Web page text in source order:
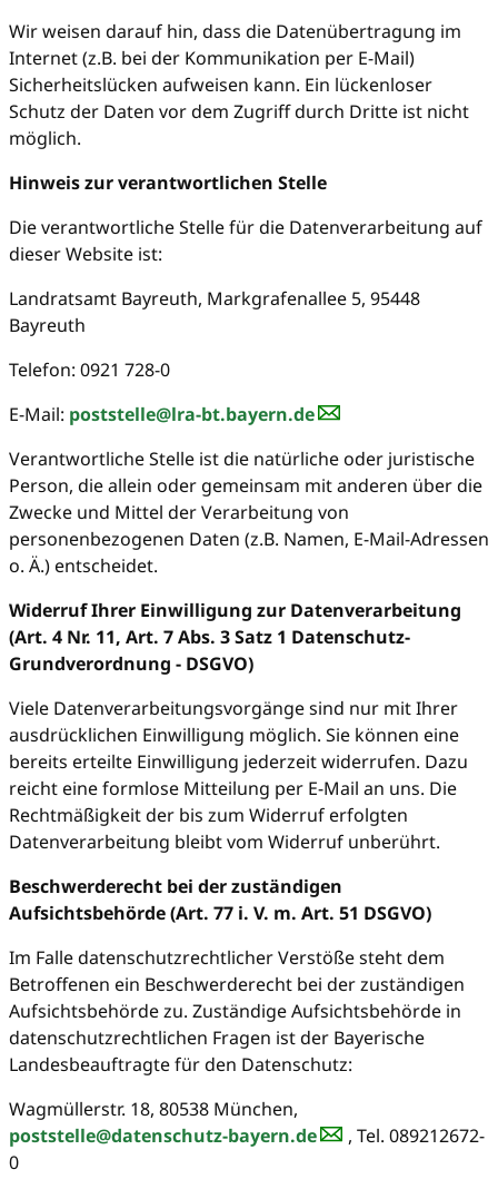
Wir weisen darauf hin, dass die Datenübertragung im
Internet (z.B. bei der Kommunikation per E-Mail)
Sicherheitslücken aufweisen kann. Ein lückenloser
Schutz der Daten vor dem Zugriff durch Dritte ist nicht
möglich.
Hinweis zur verantwortlichen Stelle
Die verantwortliche Stelle für die Datenverarbeitung auf
dieser Website ist:
Landratsamt Bayreuth, Markgrafenallee 5, 95448
Bayreuth
Telefon: 0921 728-0
E-Mail: poststelle@lra-bt.bayern.de
Verantwortliche Stelle ist die natürliche oder juristische
Person, die allein oder gemeinsam mit anderen über die
Zwecke und Mittel der Verarbeitung von
personenbezogenen Daten (z.B. Namen, E-Mail-Adressen
o. Ä.) entscheidet.
Widerruf Ihrer Einwilligung zur Datenverarbeitung
(Art. 4 Nr. 11, Art. 7 Abs. 3 Satz 1 Datenschutz-
Grundverordnung - DSGVO)
Viele Datenverarbeitungsvorgänge sind nur mit Ihrer
ausdrücklichen Einwilligung möglich. Sie können eine
bereits erteilte Einwilligung jederzeit widerrufen. Dazu
reicht eine formlose Mitteilung per E-Mail an uns. Die
Rechtmäßigkeit der bis zum Widerruf erfolgten
Datenverarbeitung bleibt vom Widerruf unberührt.
Beschwerderecht bei der zuständigen
Aufsichtsbehörde (Art. 77 i. V. m. Art. 51 DSGVO)
Im Falle datenschutzrechtlicher Verstöße steht dem
Betroffenen ein Beschwerderecht bei der zuständigen
Aufsichtsbehörde zu. Zuständige Aufsichtsbehörde in
datenschutzrechtlichen Fragen ist der Bayerische
Landesbeauftragte für den Datenschutz:
Wagmüllerstr. 18, 80538 München,
poststelle@datenschutz-bayern.de
, Tel. 089212672-
0